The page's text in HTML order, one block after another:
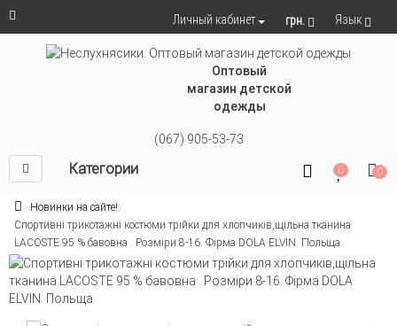
Личный кабинет грн. Язык
Оптовый
магазин детской
одежды
(067) 905-53-73
Категории 0 0
Новинки на сайте!
Cпортивні трикотажні костюми трійки для хлопчиків,щільна тканина
LACOSTE 95 % бавовна . Розміри 8-16. Фірма DOLA ELVIN. Польща.